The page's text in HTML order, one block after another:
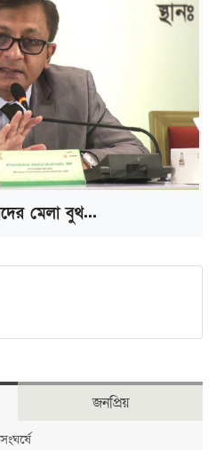
মেলা বুথ...
জনপ্রিয়